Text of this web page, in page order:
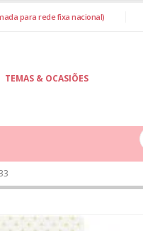
para rede fixa nacional)
TEMAS & OCASIÕES